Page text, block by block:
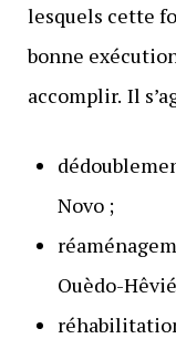
lesquels cette
bonne
accomplir. Il
Novo ;
Ouèdo-